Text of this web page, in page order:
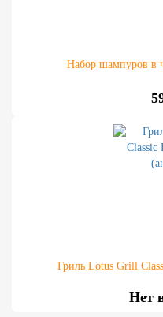
Набор шампуров в
Гриль Lotus Grill
Нет